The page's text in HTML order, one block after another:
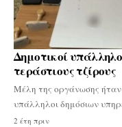
Δημοτικοί
τεράστιους τζίρους
Μέλη της οργάνωσης ήταν
υπάλληλοι δημόσιων
2 έτη πριν